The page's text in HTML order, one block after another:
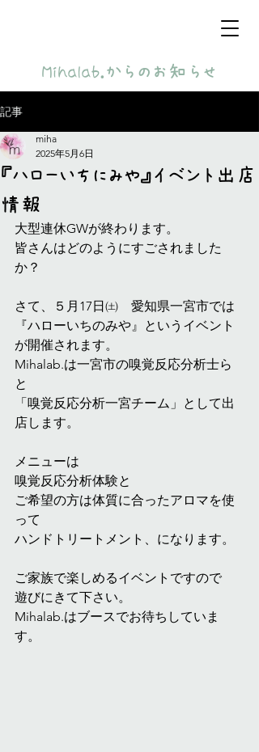
​Mihalab.からのお知らせ
記事
『ハローいちにみや』イベント出店
情報
miha
2025年5月6日
大型連休GWが終わります。
皆さんはどのようにすごされました
か？
さて、５月17日㈯　愛知県一宮市では
『ハローいちのみや』というイベント
が開催されます。
Mihalab.は一宮市の嗅覚反応分析士ら
と
「嗅覚反応分析一宮チーム」として出
店します。
メニューは
嗅覚反応分析体験と
ご希望の方は体質に合ったアロマを使
って
ハンドトリートメント、になります。
ご家族で楽しめるイベントですので
遊びにきて下さい。
Mihalab.はブースでお待ちしていま
す。